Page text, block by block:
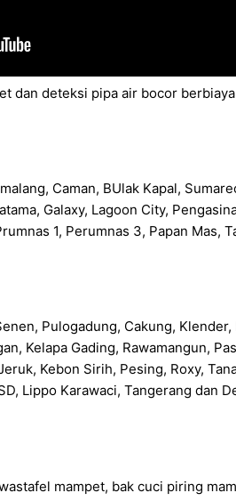
dan deteksi pipa air bocor
Caman, BUlak Kapal,
Galaxy, Lagoon City,
1, Perumnas 3, Papan Mas,
Pulogadung, Cakung,
Kelapa Gading, Rawamangun,
Kebon Sirih, Pesing, Roxy,
Lippo Karawaci, Tangerang dan
mampet, bak cuci piring